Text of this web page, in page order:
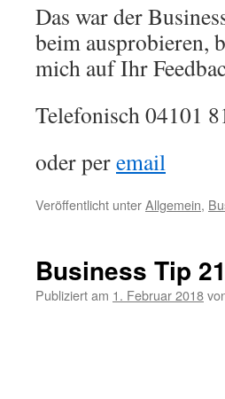
Das war der
beim ausprobieren,
mich auf Ihr
Telefonisch 04101
oder peremail
Veröffentlicht unterAllgemein,
Business Tip
Publiziert am 1. Februar 2018